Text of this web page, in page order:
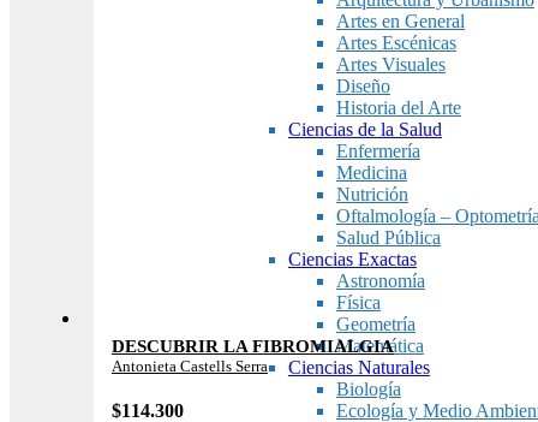
Artes en General
Artes Escénicas
Artes Visuales
Diseño
Historia del Arte
Ciencias de la Salud
Enfermería
Medicina
Nutrición
Oftalmología – Optometría
Salud Pública
Ciencias Exactas
Astronomía
Física
Geometría
Matemática
Ciencias Naturales
Biología
Ecología y Medio
DESCUBRIR LA FIBROMIALGIA
Antonieta Castells Serra
$114.300